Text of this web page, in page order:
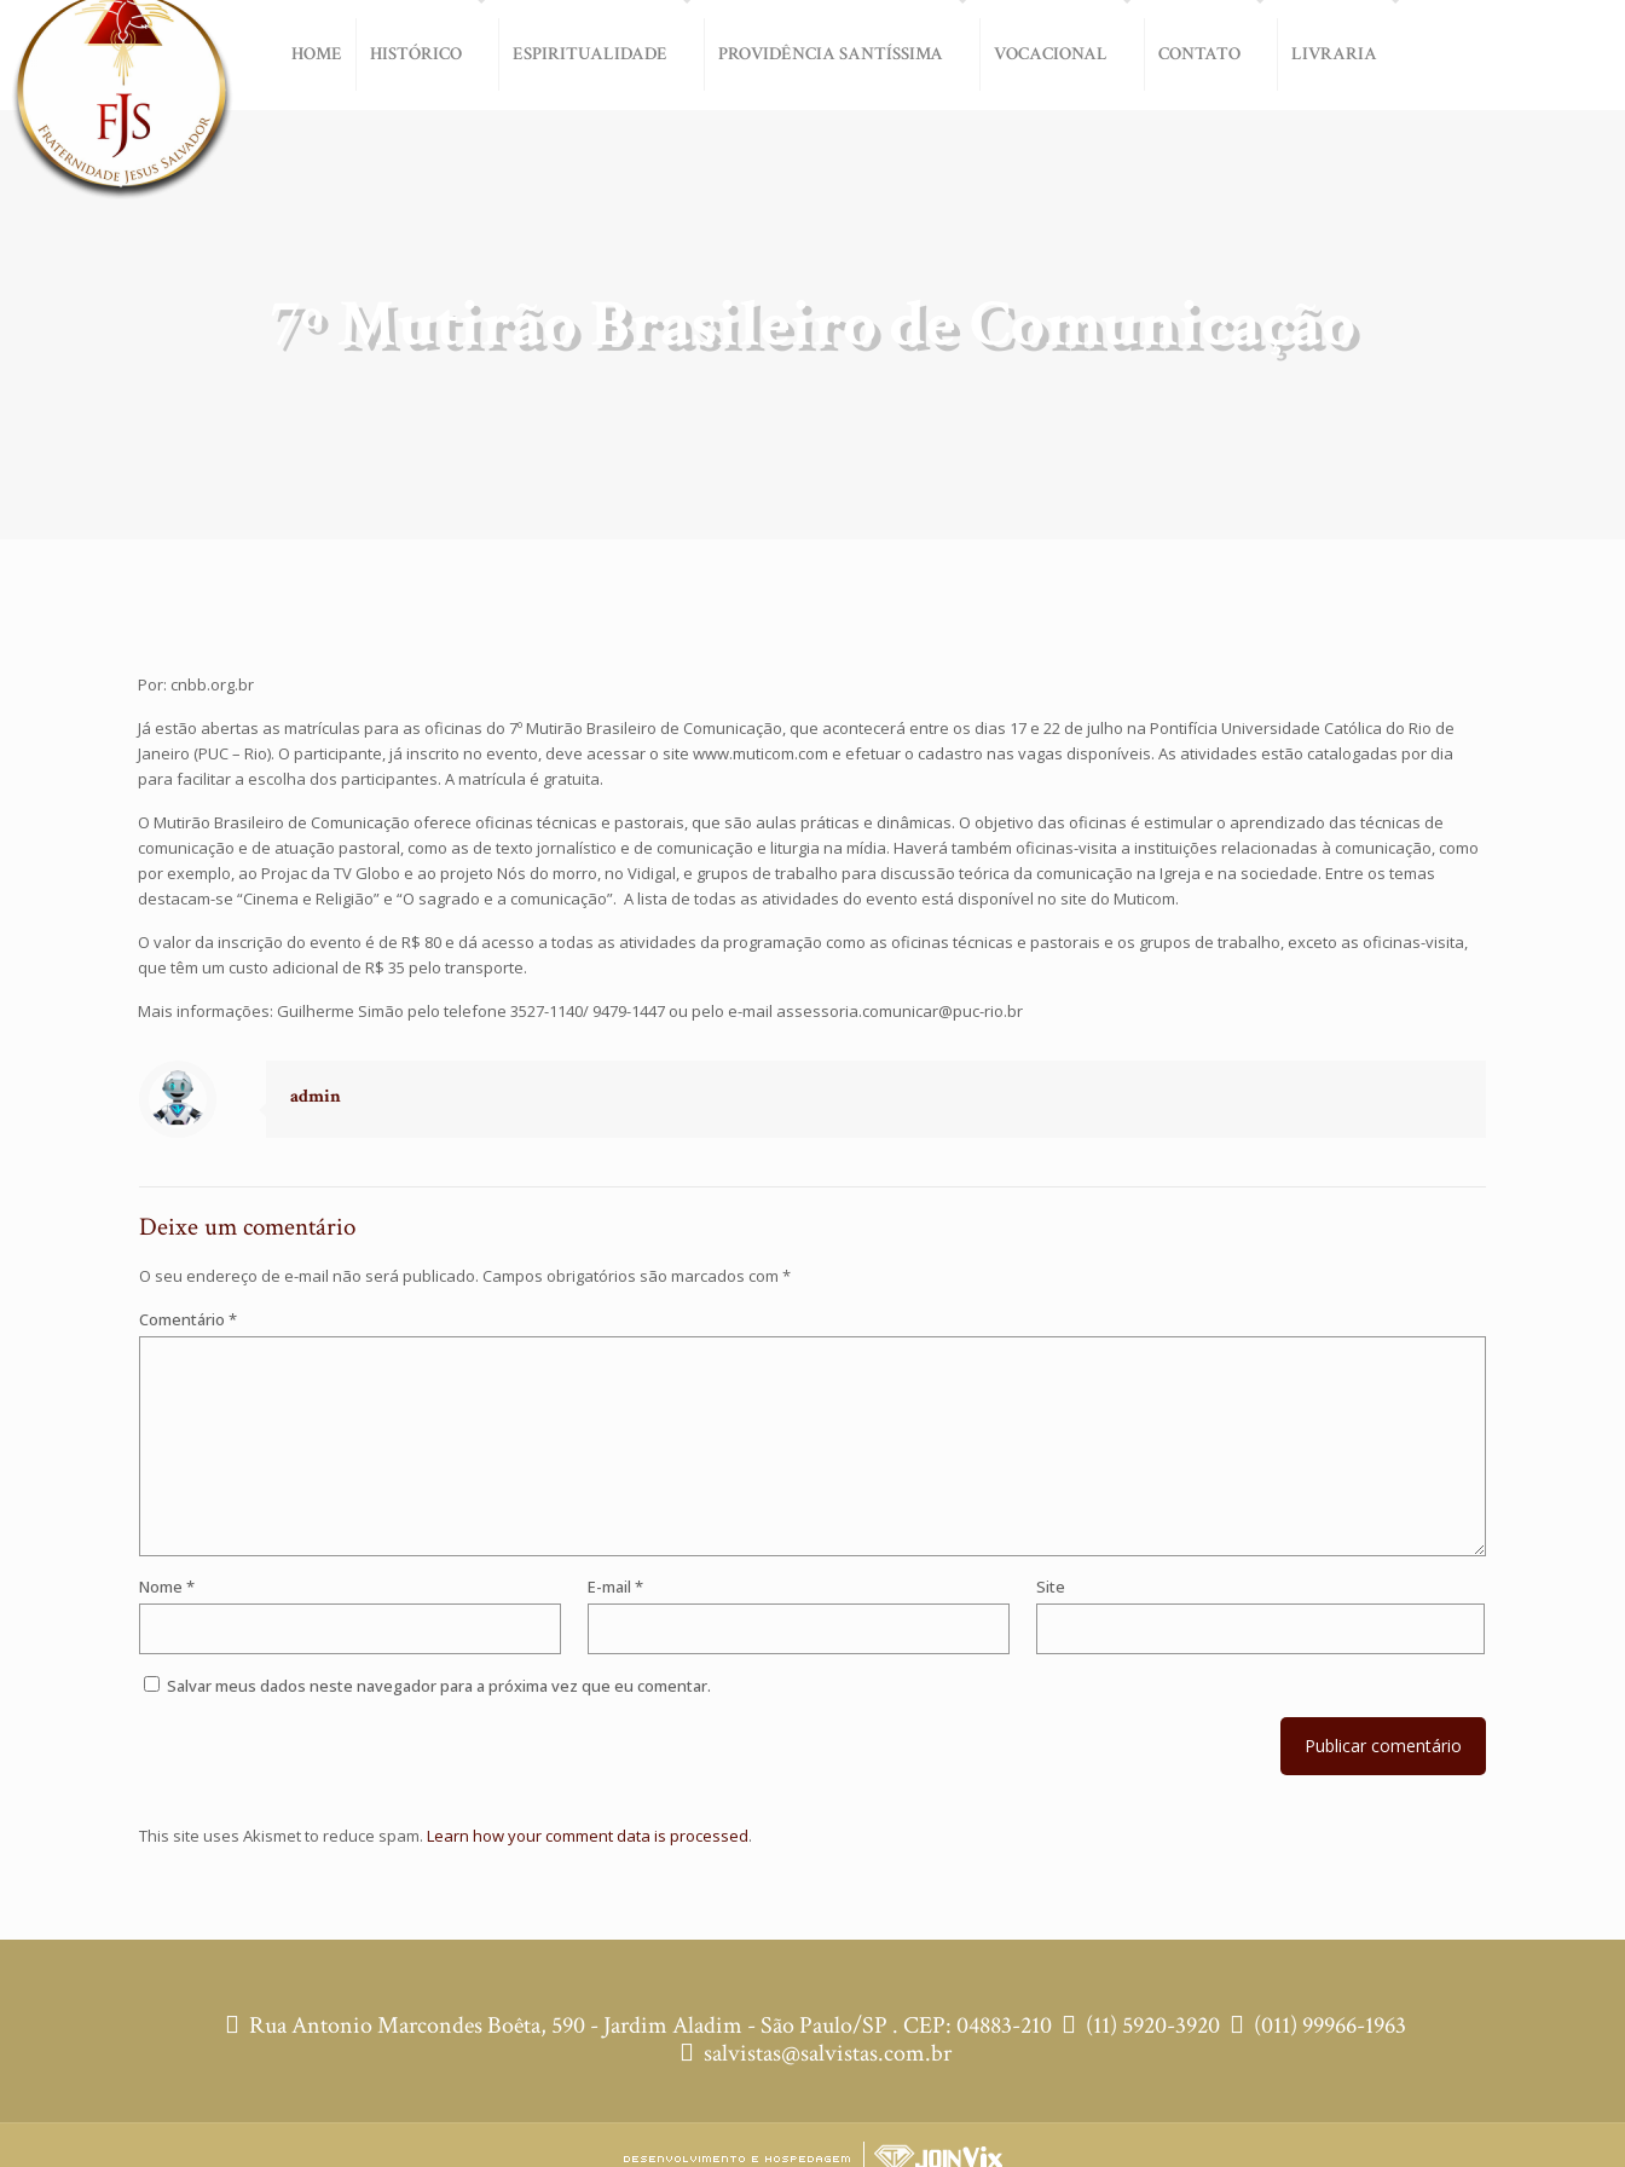
HOME HISTÓRICO ESPIRITUALIDADE PROVIDÊNCIA SANTÍSSIMA VOCACIONAL CONTATO LIVRARIA
7º Mutirão Brasileiro de Comunicação
Por: cnbb.org.br
Já estão abertas as matrículas para as oficinas do 7º Mutirão Brasileiro de Comunicação, que acontecerá entre os dias 17 e 22 de julho na Pontifícia Universidade Católica do Rio de
Janeiro (PUC – Rio). O participante, já inscrito no evento, deve acessar o site www.muticom.com e efetuar o cadastro nas vagas disponíveis. As atividades estão catalogadas por dia
para facilitar a escolha dos participantes. A matrícula é gratuita.
O Mutirão Brasileiro de Comunicação oferece oficinas técnicas e pastorais, que são aulas práticas e dinâmicas. O objetivo das oficinas é estimular o aprendizado das técnicas de
comunicação e de atuação pastoral, como as de texto jornalístico e de comunicação e liturgia na mídia. Haverá também oficinas-visita a instituições relacionadas à comunicação, como
por exemplo, ao Projac da TV Globo e ao projeto Nós do morro, no Vidigal, e grupos de trabalho para discussão teórica da comunicação na Igreja e na sociedade. Entre os temas
destacam-se “Cinema e Religião” e “O sagrado e a comunicação”. A lista de todas as atividades do evento está disponível no site do Muticom.
O valor da inscrição do evento é de R$ 80 e dá acesso a todas as atividades da programação como as oficinas técnicas e pastorais e os grupos de trabalho, exceto as oficinas-visita,
que têm um custo adicional de R$ 35 pelo transporte.
Mais informações: Guilherme Simão pelo telefone 3527-1140/ 9479-1447 ou pelo e-mail assessoria.comunicar@puc-rio.br
admin
Deixe um comentário
O seu endereço de e-mail não será publicado. Campos obrigatórios são marcados com *
Comentário *
Nome * E-mail * Site
Salvar meus dados neste navegador para a próxima vez que eu comentar.
This site uses Akismet to reduce spam. Learn how your comment data is processed.
Rua Antonio Marcondes Boêta, 590 - Jardim Aladim - São Paulo/SP . CEP: 04883-210 (11) 5920-3920
(011) 99966-1963
salvistas@salvistas.com.br